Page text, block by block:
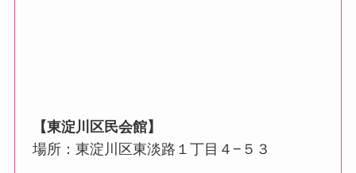
【東淀川区民会館】
場所：東淀川区東淡路１丁目４−５３